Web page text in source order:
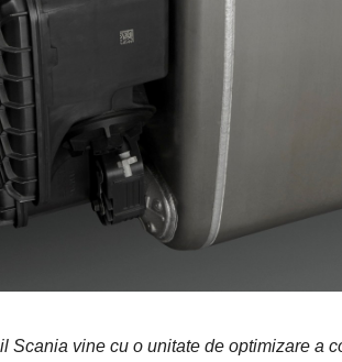
Scania vine cu o unitate de optimizare a